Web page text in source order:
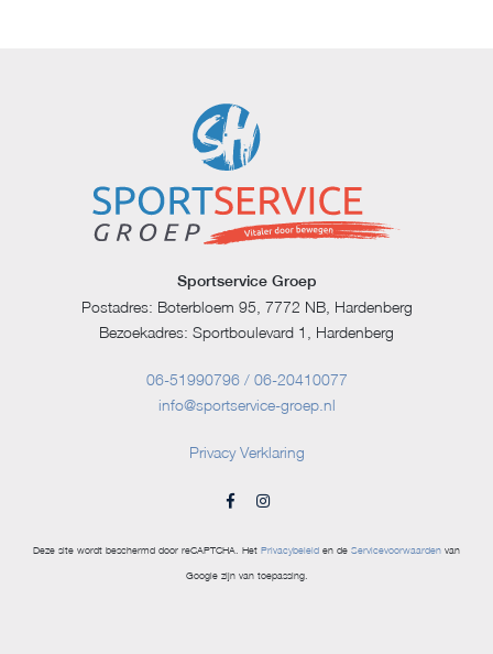
Sportservice Groep
Postadres: Boterbloem 95, 7772 NB, Hardenberg
Bezoekadres: Sportboulevard 1, Hardenberg
06-51990796 / 06-20410077
info@sportservice-groep.nl
Privacy Verklaring
Deze site wordt beschermd door reCAPTCHA. Het Privacybeleid en de Servicevoorwaarden van
Google zijn van toepassing.